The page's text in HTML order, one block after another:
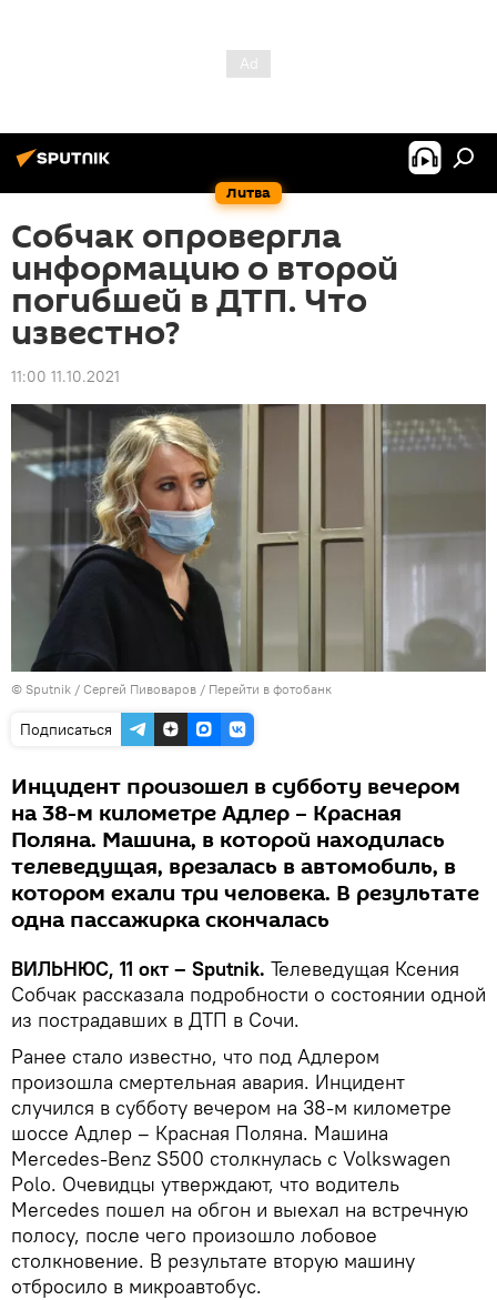
Литва
Собчак опровергла
информацию о второй
погибшей в ДТП. Что
известно?
11:00 11.10.2021
© Sputnik / Сергей Пивоваров / Перейти в фотобанк
Подписаться
Инцидент произошел в субботу вечером
на 38-м километре Адлер – Красная
Поляна. Машина, в которой находилась
телеведущая, врезалась в автомобиль, в
котором ехали три человека. В результате
одна пассажирка скончалась
ВИЛЬНЮС, 11 окт – Sputnik. Телеведущая Ксения
Собчак рассказала подробности о состоянии одной
из пострадавших в ДТП в Сочи.
Ранее стало известно, что под Адлером
произошла смертельная авария. Инцидент
случился в субботу вечером на 38-м километре
шоссе Адлер – Красная Поляна. Машина
Mercedes-Benz S500 столкнулась с Volkswagen
Polo. Очевидцы утверждают, что водитель
Mercedes пошел на обгон и выехал на встречную
полосу, после чего произошло лобовое
столкновение. В результате вторую машину
отбросило в микроавтобус.